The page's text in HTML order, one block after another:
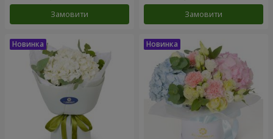
Замовити Замовити